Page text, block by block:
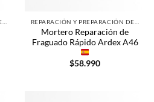
Mortero Reparación de
Fraguado Rápido Ardex A46
$58.990